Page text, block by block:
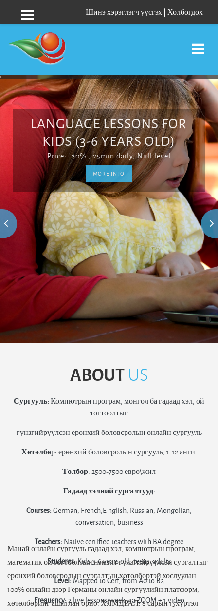
Үндсэн гарчиг руу очих
Хажуугийн дэлгэцийн хэсэгШинэ хэрэглэгч үүсгэх | Холбогдох
LANGUAGE LESSONS FOR
KIDS (3-6 YEARS OLD)
Price: -20% , 25min daily, Null level
MORE INFO
ABOUT US
Сургууль:Компютрын програм, монгол ба гадаад хэл, ой
тогтоолтыг
гүнзгийрүүлсэн ерөнхий боловсролын онлайн сургууль
Хөтөлбөр: ерөнхий боловсролын сургууль, 1-12 анги
Төлбөр: 2500-7500 евро\жил
Гадаад хэлний сургалтууд:
Courses:German, French,E nglish, Russian, Mongolian,
conversation, business
Teachers: Native certified teachers with BA degree
Students:Kids 3-6 years old, teens, adults
Level:Mapped to Cerf, from A0 to B2
Frequency:2 live lessons/week via ZOOM + 1 video
Манай онлайн сургууль гадаад хэл, компютрын програм,
математик ой тогтоолтын нэмэлт гүнзгийрүүлсэн сургалтыг
ерөнхий боловсролын сургалтын хөтөлбөртэй хослуулан
100% онлайн дээр Германы онлайн сургуулийн платформ,
хөтөлбөрийг ашиглан орно. ХЯМДРАЛ: 8 сарын 15хүртэл